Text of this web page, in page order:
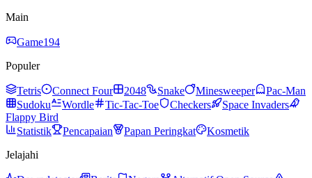
Main
Game194
Populer
Tetris Connect Four 2048 Snake Minesweeper
Pac-Man
Sudoku
Wordle Tic-Tac-Toe Checkers
Space Invaders
Flappy Bird
Statistik
Pencapaian Papan Peringkat
Kosmetik
Jelajahi